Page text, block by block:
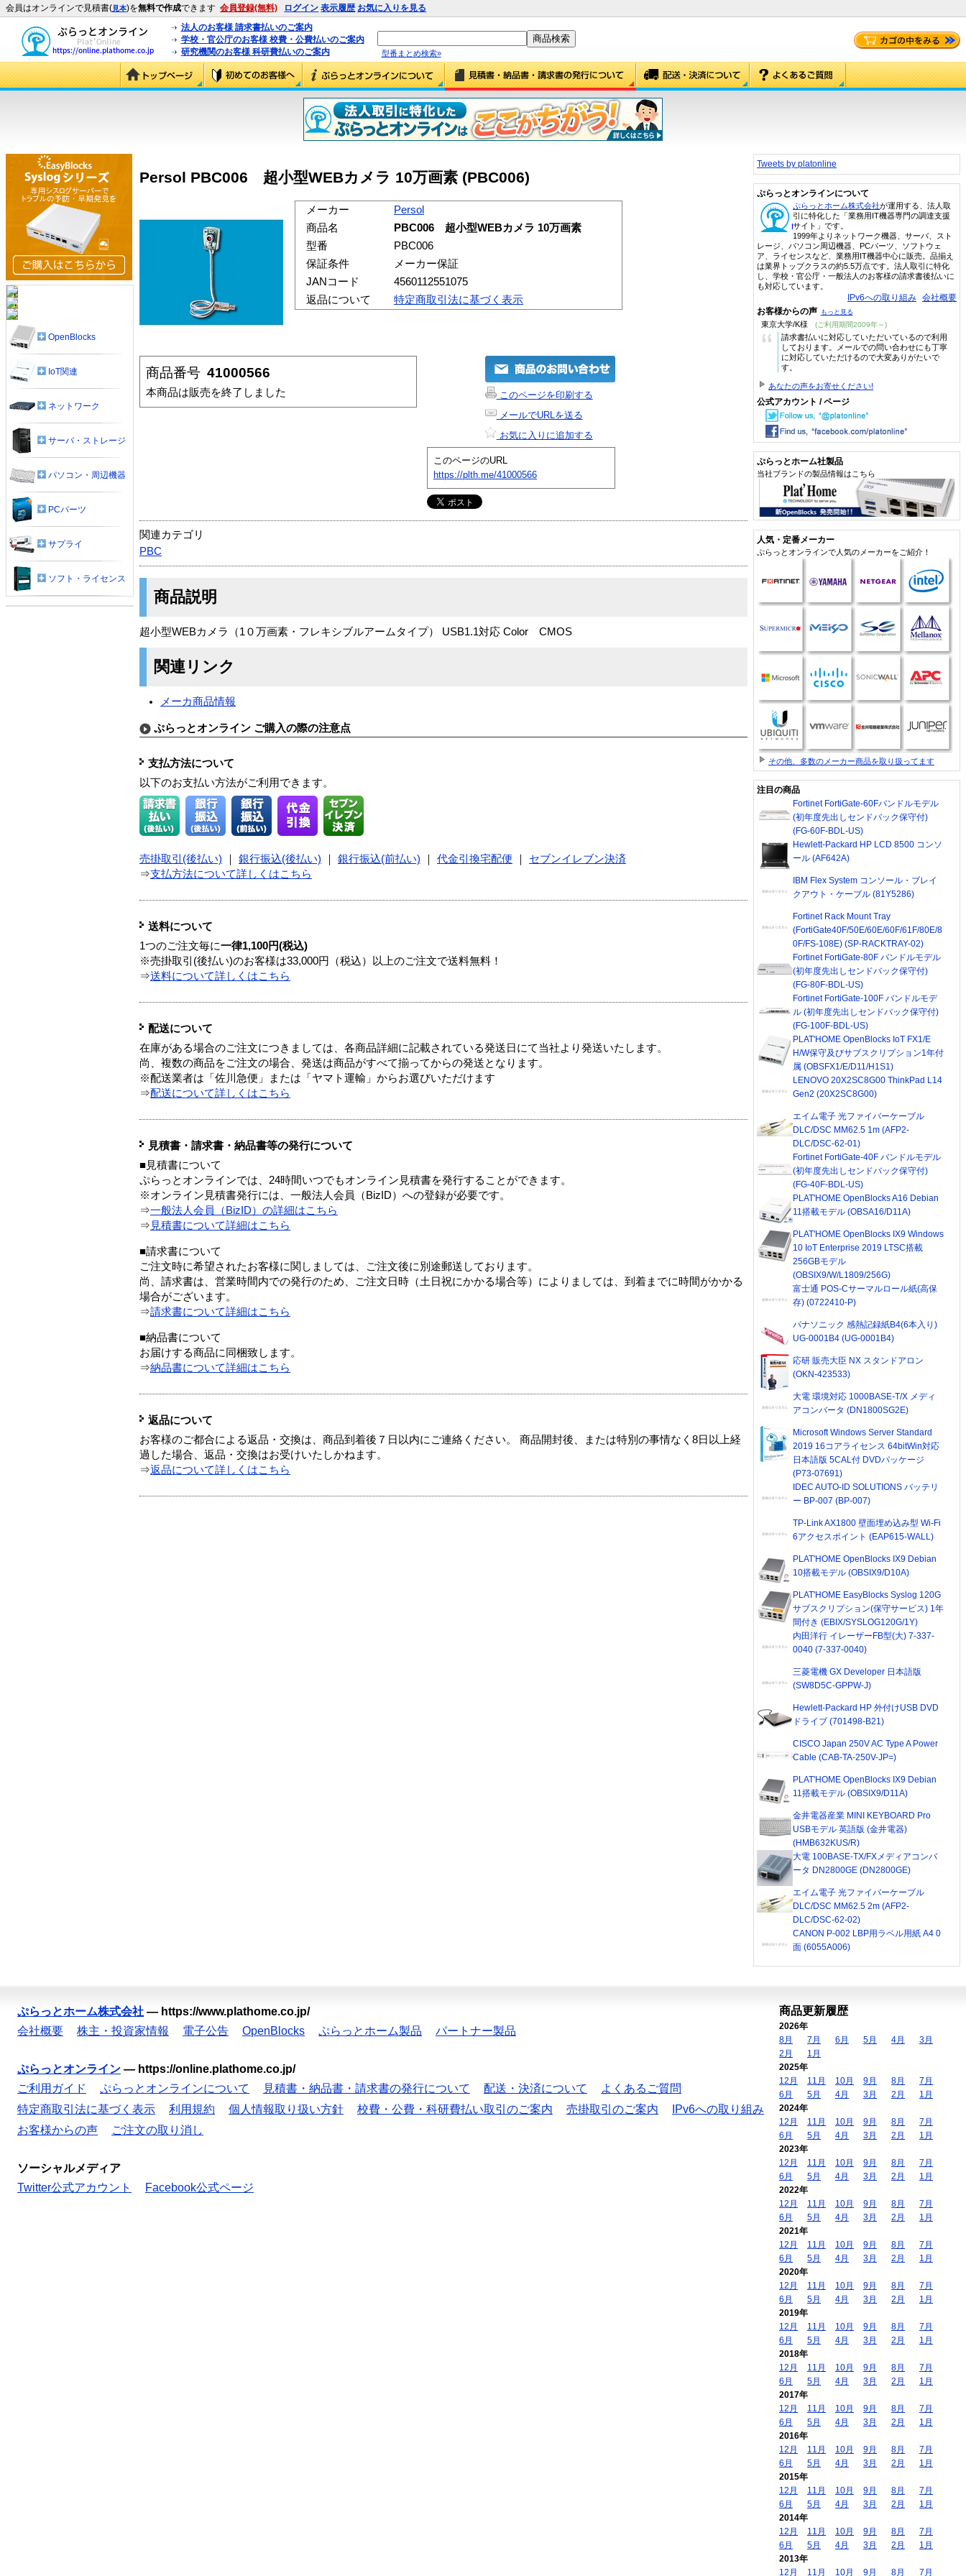
会員はオンラインで見積書(見本)を無料で作成できます 会員登録(無料) ログイン 表示履歴 お気に入りを見る
法人のお客様 請求書払いのご案内
学校・官公庁のお客様 校費・公費払いのご案内
研究機関のお客様 科研費払いのご案内
型番まとめ検索»
Persol PBC006 超小型WEBカメラ 10万画素 (PBC006)
メーカー
Persol
商品名
PBC006 超小型WEBカメラ 10万画素
型番
PBC006
保証条件
メーカー保証
JANコード
4560112551075
返品について
特定商取引法に基づく表示
商品番号 41000566
本商品は販売を終了しました
このページを印刷する
メールでURLを送る
お気に入りに追加する
このページのURL
https://plth.me/41000566
関連カテゴリ
PBC
商品説明
超小型WEBカメラ（1０万画素・フレキシブルアームタイプ） USB1.1対応 Color CMOS
関連リンク
メーカ商品情報
ぷらっとオンライン ご購入の際の注意点
支払方法について
以下のお支払い方法がご利用できます。
売掛取引(後払い) 銀行振込(後払い) 銀行振込(前払い) 代金引換宅配便
セブンイレブン決済
⇒支払方法について詳しくはこちら
送料について
1つのご注文毎に一律1,100円(税込)
※売掛取引(後払い)のお客様は33,000円（税込）以上のご注文で送料無料！
⇒送料について詳しくはこちら
配送について
在庫がある場合のご注文につきましては、各商品詳細に記載されている発送日にて当社より発送いたします。
尚、複数の商品をご注文の場合、発送は商品がすべて揃ってからの発送となります。
※配送業者は「佐川急便」または「ヤマト運輸」からお選びいただけます
⇒配送について詳しくはこちら
見積書・請求書・納品書等の発行について
■見積書について
ぷらっとオンラインでは、24時間いつでもオンライン見積書を発行することができます。
※オンライン見積書発行には、一般法人会員（BizID）への登録が必要です。
⇒一般法人会員（BizID）の詳細はこちら
⇒ 見積書について詳細はこちら
■請求書について
ご注文時に希望されたお客様に関しましては、ご注文後に別途郵送しております。
尚、請求書は、営業時間内での発行のため、ご注文日時（土日祝にかかる場合等）によりましては、到着までに時間がかかる
場合がございます。
⇒請求書について詳細はこちら
■納品書について
お届けする商品に同梱致します。
⇒納品書について詳細はこちら
返品について
お客様のご都合による返品・交換は、商品到着後７日以内にご連絡ください。 商品開封後、または特別の事情なく8日以上経
過した場合、返品・交換はお受けいたしかねます。
⇒返品について詳しくはこちら
OpenBlocks
IoT関連
ネットワーク
サーバ・ストレージ
パソコン・周辺機器
PCパーツ
サプライ
ソフト・ライセンス
Tweets by platonline
ぷらっとオンラインについて
ぷらっとホーム株式会社が運用する、法人取
引に特化した「業務用IT機器専門の調達支援
サイト」です。
1999年よりネットワーク機器、サーバ、スト
レージ、パソコン周辺機器、PCパーツ、ソフトウェ
ア、ライセンスなど、業務用IT機器中心に販売。品揃え
は業界トップクラスの約5.5万点です。法人取引に特化
し、学校・官公庁・一般法人のお客様の請求書後払いに
も対応しています。
IPv6への取り組み 会社概要
お客様からの声 もっと見る
東京大学/K様 (ご利用期間2009年～)
“
請求書払いに対応していただいているので利用
しております。メールでの問い合わせにも丁寧
に対応していただけるので大変ありがたいで
す。
あなたの声をお寄せください!
公式アカウント / ページ
ぷらっとホーム社製品
当社ブランドの製品情報はこちら
人気・定番メーカー
ぷらっとオンラインで人気のメーカーをご紹介！
その他、多数のメーカー商品を取り扱ってます
注目の商品
Fortinet FortiGate-60Fバンドルモデル
(初年度先出しセンドバック保守付)
(FG-60F-BDL-US)
Hewlett-Packard HP LCD 8500 コンソ
ール (AF642A)
IBM Flex System コンソール・ブレイ
クアウト・ケーブル (81Y5286)
Fortinet Rack Mount Tray
(FortiGate40F/50E/60E/60F/61F/80E/8
0F/FS-108E) (SP-RACKTRAY-02)
Fortinet FortiGate-80F バンドルモデル
(初年度先出しセンドバック保守付)
(FG-80F-BDL-US)
Fortinet FortiGate-100F バンドルモデ
ル (初年度先出しセンドバック保守付)
(FG-100F-BDL-US)
PLAT'HOME OpenBlocks IoT FX1/E
H/W保守及びサブスクリプション1年付
属 (OBSFX1/E/D11/H1S1)
LENOVO 20X2SC8G00 ThinkPad L14
Gen2 (20X2SC8G00)
エイム電子 光ファイバーケーブル
DLC/DSC MM62.5 1m (AFP2-
DLC/DSC-62-01)
Fortinet FortiGate-40F バンドルモデル
(初年度先出しセンドバック保守付)
(FG-40F-BDL-US)
PLAT'HOME OpenBlocks A16 Debian
11搭載モデル (OBSA16/D11A)
PLAT'HOME OpenBlocks IX9 Windows
10 IoT Enterprise 2019 LTSC搭載
256GBモデル
(OBSIX9/W/L1809/256G)
富士通 POS-Cサーマルロール紙(高保
存) (0722410-P)
パナソニック 感熱記録紙B4(6本入り)
UG-0001B4 (UG-0001B4)
応研 販売大臣 NX スタンドアロン
(OKN-423533)
大電 環境対応 1000BASE-T/X メディ
アコンバータ (DN1800SG2E)
Microsoft Windows Server Standard
2019 16コアライセンス 64bitWin対応
日本語版 5CAL付 DVDパッケージ
(P73-07691)
IDEC AUTO-ID SOLUTIONS バッテリ
ー BP-007 (BP-007)
TP-Link AX1800 壁面埋め込み型 Wi-Fi
6アクセスポイント (EAP615-WALL)
PLAT'HOME OpenBlocks IX9 Debian
10搭載モデル (OBSIX9/D10A)
PLAT'HOME EasyBlocks Syslog 120G
サブスクリプション(保守サービス) 1年
間付き (EBIX/SYSLOG120G/1Y)
内田洋行 イレーザーFB型(大) 7-337-
0040 (7-337-0040)
三菱電機 GX Developer 日本語版
(SW8D5C-GPPW-J)
Hewlett-Packard HP 外付けUSB DVD
ドライブ (701498-B21)
CISCO Japan 250V AC Type A Power
Cable (CAB-TA-250V-JP=)
PLAT'HOME OpenBlocks IX9 Debian
11搭載モデル (OBSIX9/D11A)
金井電器産業 MINI KEYBOARD Pro
USBモデル 英語版 (金井電器)
(HMB632KUS/R)
大電 100BASE-TX/FXメディアコンバ
ータ DN2800GE (DN2800GE)
エイム電子 光ファイバーケーブル
DLC/DSC MM62.5 2m (AFP2-
DLC/DSC-62-02)
CANON P-002 LBP用ラベル用紙 A4 0
面 (6055A006)
ぷらっとホーム株式会社 — https://www.plathome.co.jp/
会社概要
株主・投資家情報 電子公告 OpenBlocks ぷらっとホーム製品 パートナー製品
ぷらっとオンライン — https://online.plathome.co.jp/
ご利用ガイド
ぷらっとオンラインについて 見積書・納品書・請求書の発行について 配送・決済について
よくあるご質問
特定商取引法に基づく表示
利用規約 個人情報取り扱い方針 校費・公費・科研費払い取引のご案内 売掛取引のご案内
IPv6への取り組み
お客様からの声
ご注文の取り消し
ソーシャルメディア
Twitter公式アカウント
Facebook公式ページ
商品更新履歴
2026年
8月
7月 6月 5月 4月
3月
2月
1月
2025年
12月
11月 10月 9月 8月
7月
6月
5月 4月 3月 2月
1月
2024年
12月
11月 10月 9月 8月
7月
6月
5月 4月 3月 2月
1月
2023年
12月
11月 10月 9月 8月
7月
6月
5月 4月 3月 2月
1月
2022年
12月
11月 10月 9月 8月
7月
6月
5月 4月 3月 2月
1月
2021年
12月
11月 10月 9月 8月
7月
6月
5月 4月 3月 2月
1月
2020年
12月
11月 10月 9月 8月
7月
6月
5月 4月 3月 2月
1月
2019年
12月
11月 10月 9月 8月
7月
6月
5月 4月 3月 2月
1月
2018年
12月
11月 10月 9月 8月
7月
6月
5月 4月 3月 2月
1月
2017年
12月
11月 10月 9月 8月
7月
6月
5月 4月 3月 2月
1月
2016年
12月
11月 10月 9月 8月
7月
6月
5月 4月 3月 2月
1月
2015年
12月
11月 10月 9月 8月
7月
6月
5月 4月 3月 2月
1月
2014年
12月
11月 10月 9月 8月
7月
6月
5月 4月 3月 2月
1月
2013年
12月
11月 10月 9月 8月 7月